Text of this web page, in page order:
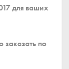
для ваших
по